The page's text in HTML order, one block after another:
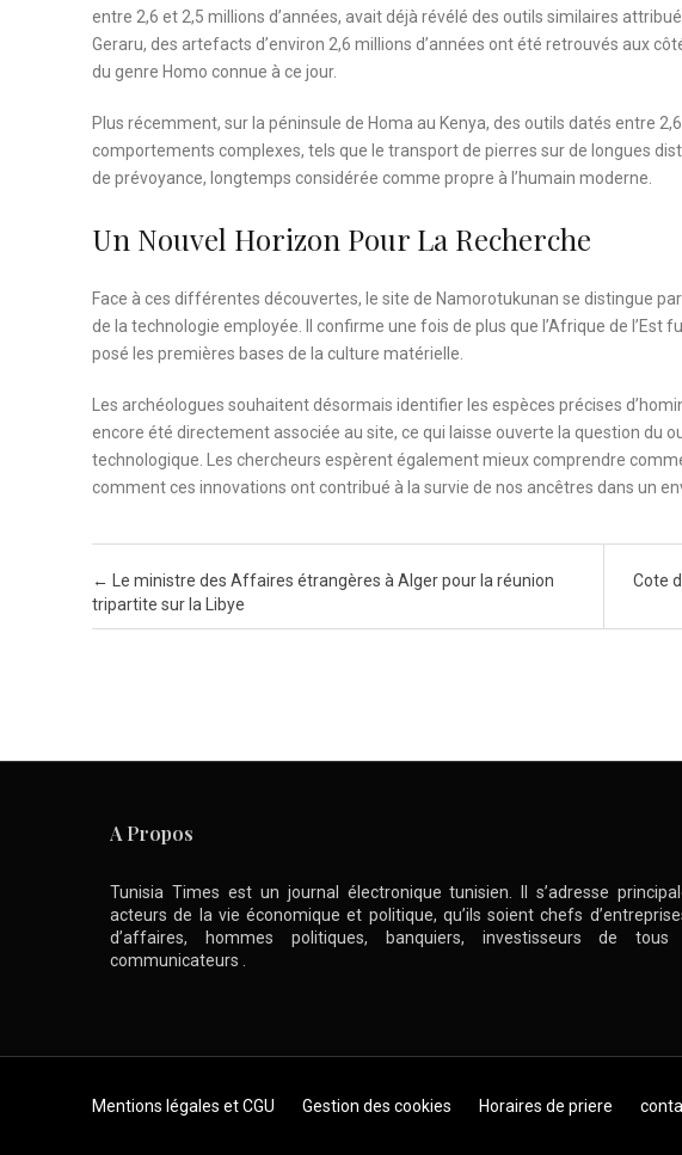
entre 2,6 et 2,5 millions d’années, avait déjà révélé des outils similaires
Geraru, des artefacts d’environ 2,6 millions d’années ont été retrouvés aux
du genre Homo connue à ce jour.
Plus récemment, sur la péninsule de Homa au Kenya, des outils datés entre
comportements complexes, tels que le transport de pierres sur de longues
de prévoyance, longtemps considérée comme propre à l’humain moderne.
Un Nouvel Horizon Pour La Recherche
Face à ces différentes découvertes, le site de Namorotukunan se distingue
de la technologie employée. Il confirme une fois de plus que l’Afrique de l’Est
posé les premières bases de la culture matérielle.
Les archéologues souhaitent désormais identifier les espèces précises
encore été directement associée au site, ce qui laisse ouverte la question du
technologique. Les chercheurs espèrent également mieux comprendre
comment ces innovations ont contribué à la survie de nos ancêtres dans un
Post navigation
←
Le ministre des Affaires étrangères à Alger pour la réunion
tripartite sur la Libye
Cote
A Propos
Tunisia Times est un journal électronique tunisien. Il s’adresse
acteurs de la vie économique et politique, qu’ils soient chefs
d’affaires, hommes politiques, banquiers, investisseurs de
communicateurs .
Skip to content
Mentions légales et CGU Gestion des cookies Horaires de priere